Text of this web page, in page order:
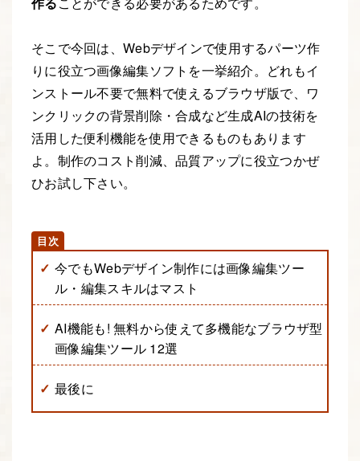
そこで今回は、Webデザインで使用するパーツ作
りに役立つ画像編集ソフトを一挙紹介。どれもイ
ンストール不要で無料で使えるブラウザ版で、ワ
ンクリックの背景削除・合成など生成AIの技術を
活用した便利機能を使用できるものもあります
よ。制作のコスト削減、品質アップに役立つかぜ
ひお試し下さい。
今でもWebデザイン制作には画像編集ツー
ル・編集スキルはマスト
AI機能も! 無料から使えて多機能なブラウザ型
画像編集ツール 12選
最後に